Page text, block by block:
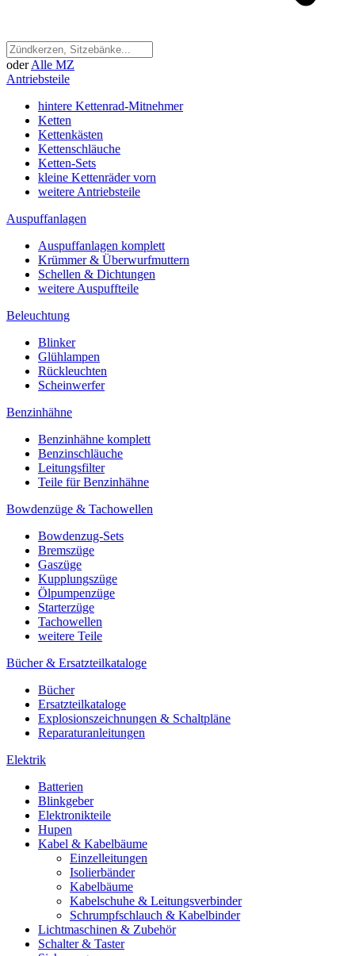
oder Alle MZ
Antriebsteile
hintere Kettenrad-Mitnehmer
Ketten
Kettenkästen
Kettenschläuche
Ketten-Sets
kleine Kettenräder vorn
weitere Antriebsteile
Auspuffanlagen
Auspuffanlagen komplett
Krümmer & Überwurfmuttern
Schellen & Dichtungen
weitere Auspuffteile
Beleuchtung
Blinker
Glühlampen
Rückleuchten
Scheinwerfer
Benzinhähne
Benzinhähne komplett
Benzinschläuche
Leitungsfilter
Teile für Benzinhähne
Bowdenzüge & Tachowellen
Bowdenzug-Sets
Bremszüge
Gaszüge
Kupplungszüge
Ölpumpenzüge
Starterzüge
Tachowellen
weitere Teile
Bücher & Ersatzteilkataloge
Bücher
Ersatzteilkataloge
Explosionszeichnungen & Schaltpläne
Reparaturanleitungen
Elektrik
Batterien
Blinkgeber
Elektronikteile
Hupen
Kabel & Kabelbäume
Einzelleitungen
Isolierbänder
Kabelbäume
Kabelschuhe & Leitungsverbinder
Schrumpfschlauch & Kabelbinder
Lichtmaschinen & Zubehör
Schalter & Taster